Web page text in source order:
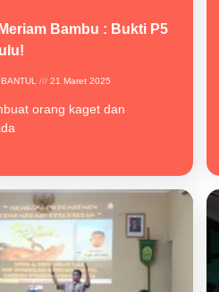
Bambu : Bukti P5
BANTUL 21 Maret 2025
orang kaget dan